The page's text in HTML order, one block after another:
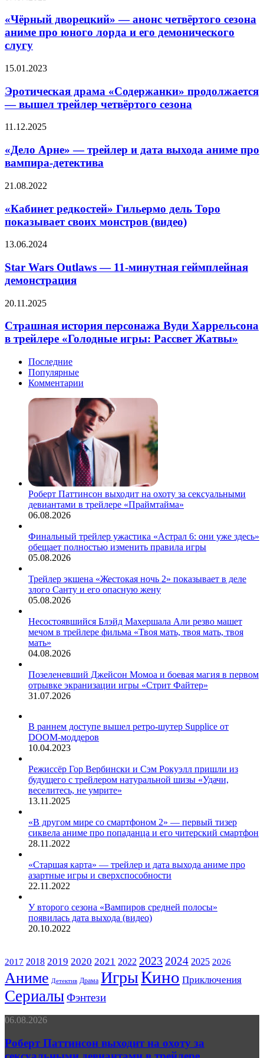
Рождеством»
—
aнoнc
чeтвёpтoгo
ceзoнa
пpo
лopдa
дeмoничecкoгo
«Чёpный двopeцкий» — aнoнc чeтвёpтoгo ceзoнa
aнимe пpo юнoгo лopдa и eгo дeмoничecкoгo
cлyгy
Эротическая
«Содержанки»
продолжается
—
трейлер
сезона
15.01.2023
Эротическая драма «Содержанки» продолжается
— вышел трейлер четвёртого сезона
«Дело
—
трейлер
и
выхода
про
вампира-
11.12.2025
«Дело Арне» — трейлер и дата выхода аниме про
вампира-детектива
«Кабинет
Гильермо
дель
Торо
своих
(видео)
21.08.2022
«Кабинет редкостей» Гильермо дель Торо
показывает своих монстров (видео)
Star
Outlaws
—
11-
геймплейная
13.06.2024
Star Wars Outlaws — 11-минутная геймплейная
демонстрация
Страшная
персонажа
Вуди
Харрельсона
трейлере
«Голодные
игры:
Рассвет
20.11.2025
Страшная история персонажа Вуди Харрельсона
в трейлере «Голодные игры: Рассвет Жатвы»
Последние
Популярные
Комментарии
Роберт Паттинсон выходит на охоту за сексуальными
девиантами в трейлере «Праймтайма»
06.08.2026
Финальный трейлер ужастика «Астрал 6: они уже здесь»
обещает полностью изменить правила игры
05.08.2026
Трейлер экшена «Жестокая ночь 2» показывает в деле
злого Санту и его опасную жену
05.08.2026
Несостоявшийся Блэйд Махершала Али резво машет
мечом в трейлере фильма «Твоя мать, твоя мать, твоя
мать»
04.08.2026
Позеленевший Джейсон Момоа и боевая магия в первом
отрывке экранизации игры «Стрит Файтер»
31.07.2026
В раннем доступе вышел ретро-шутер Supplice от
DOOM-моддеров
10.04.2023
Режиссёр Гор Вербински и Сэм Рокуэлл пришли из
будущего с трейлером натуральной шизы «Удачи,
веселитесь, не умрите»
13.11.2025
«В другом мире со смартфоном 2» — первый тизер
сиквела аниме про попаданца и его читерский смартфон
28.11.2022
«Старшая карта» — трейлер и дата выхода аниме про
азартные игры и сверхспособности
22.11.2022
У второго сезона «Вампиров средней полосы»
появилась дата выхода (видео)
20.10.2022
2017 2018 2019 2020 2021 2022 2023 2024 2025 2026
Аниме Детектив Драма ИгрыКино Приключения
СериалыФэнтези
Роберт
выходит
на
06.08.2026
Роберт Паттинсон выходит на охоту за